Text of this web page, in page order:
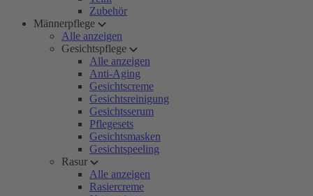
Zubehör
Männerpflege
Alle anzeigen
Gesichtspflege
Alle anzeigen
Anti-Aging
Gesichtscreme
Gesichtsreinigung
Gesichtsserum
Pflegesets
Gesichtsmasken
Gesichtspeeling
Rasur
Alle anzeigen
Rasiercreme